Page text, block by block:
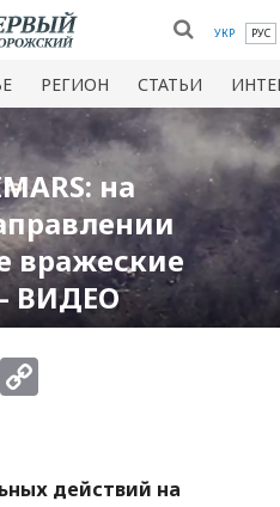
УКР РУС
РЕГИОН СТАТЬИ
на
вражеские
ВИДЕО
WhatsApp
действий на